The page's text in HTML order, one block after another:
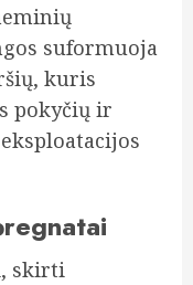
suformuoja
kuris
pokyčių ir
skirti